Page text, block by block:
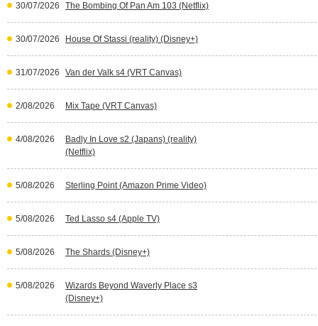
30/07/2026 The Bombing Of Pan Am 103 (Netflix)
30/07/2026 House Of Stassi (reality) (Disney+)
31/07/2026 Van der Valk s4 (VRT Canvas)
2/08/2026 Mix Tape (VRT Canvas)
4/08/2026
Badly In Love s2 (Japans) (reality)
(Netflix)
5/08/2026 Sterling Point (Amazon Prime Video)
5/08/2026 Ted Lasso s4 (Apple TV)
5/08/2026 The Shards (Disney+)
5/08/2026
Wizards Beyond Waverly Place s3
(Disney+)